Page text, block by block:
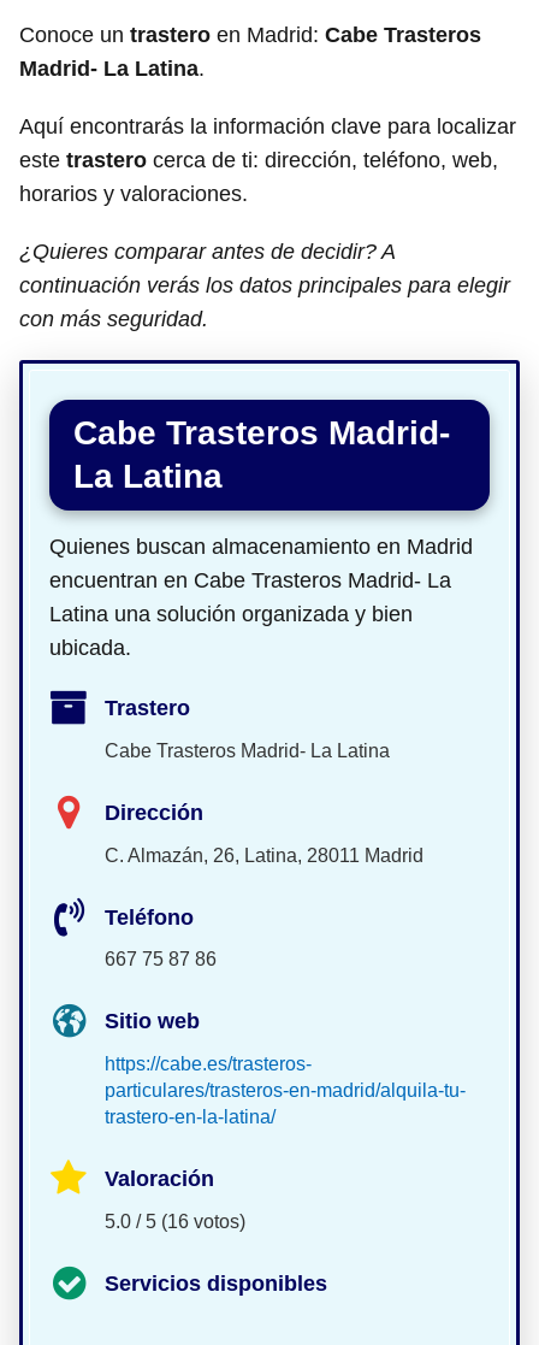
Conoce un trastero en Madrid: Cabe Trasteros
Madrid- La Latina.
Aquí encontrarás la información clave para localizar
este trastero cerca de ti: dirección, teléfono, web,
horarios y valoraciones.
¿Quieres comparar antes de decidir? A
continuación verás los datos principales para elegir
con más seguridad.
Cabe Trasteros Madrid-
La Latina
Quienes buscan almacenamiento en Madrid
encuentran en Cabe Trasteros Madrid- La
Latina una solución organizada y bien
ubicada.
Trastero
Cabe Trasteros Madrid- La Latina
Dirección
C. Almazán, 26, Latina, 28011 Madrid
Teléfono
667 75 87 86
Sitio web
https://cabe.es/trasteros-
particulares/trasteros-en-madrid/alquila-tu-
trastero-en-la-latina/
Valoración
5.0 / 5 (16 votos)
Servicios disponibles